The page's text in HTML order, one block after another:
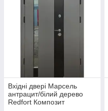
Вхідні двері Марсель
антрацит/білий дерево
Redfort Композит